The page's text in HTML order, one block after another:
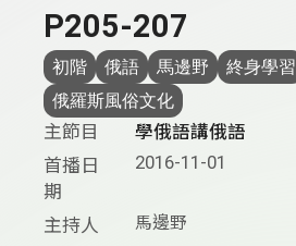
P205-207
初階 俄語 馬邊野 終身學習
俄羅斯風俗文化
主節目
學俄語講俄語
首播日
期
2016-11-01
主持人 馬邊野